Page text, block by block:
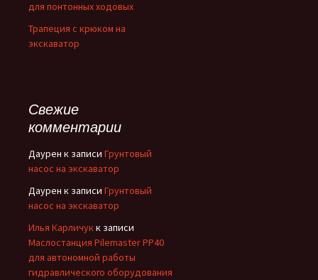
для понтонных ходовых
Трапеция с крюком на
экскаватор
Свежие
комментарии
Даурен к записи Грунтовый
насос на экскаватор
Даурен к записи Грунтовый
насос на экскаватор
Илья Карличукк записи
Маслостанция Pilemaster PP40
для автономной работы
гидравлического оборудования